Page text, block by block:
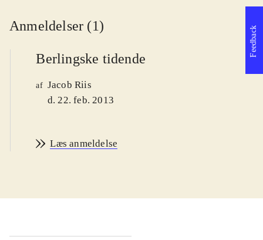
Anmeldelser (1)
Berlingske tidende
af Jacob Riis
d. 22. feb. 2013
Læs anmeldelse
Feedback